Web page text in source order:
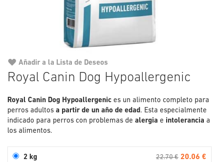
Royal Canin Dog Hypoallergenic
Royal Canin Dog Hypoallergenic es un alimento completo para
perros adultos a partir de un año de edad. Esta especialmente
indicado para perros con problemas de alergia e intolerancia a
los alimentos.
2 kg 22.70 € 20.06 €
Añadir a la Lista de Deseos
al
de
la
galería